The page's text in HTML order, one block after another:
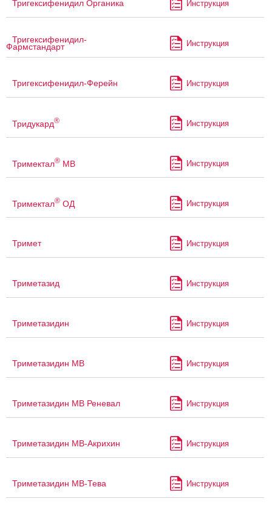
Тригексифенидил Органика Инструкция
Тригексифенидил-
Фармстандарт Инструкция
Тригексифенидил-Ферейн Инструкция
Тридукард® Инструкция
Тримектал® МВ Инструкция
Тримектал® ОД Инструкция
Тримет Инструкция
Триметазид Инструкция
Триметазидин Инструкция
Триметазидин МВ Инструкция
Триметазидин МВ Реневал Инструкция
Триметазидин МВ-Акрихин Инструкция
Триметазидин МВ-Тева Инструкция